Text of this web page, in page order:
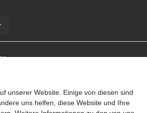
/ 4-5 Werktage - je nach Artikelgruppe.
unserer Website. Einige von diesen sind
uns helfen, diese Website und Ihre